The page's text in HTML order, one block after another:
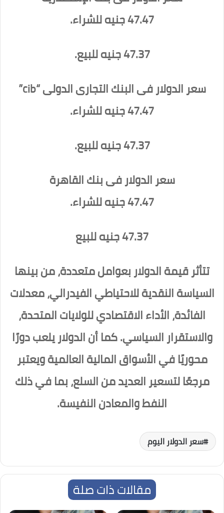
47.47 جنيه للشراء.
47.37 جنيه للبيع.
سعر الدولار فى البنك التجارى الدولى “cib”
47.47 جنيه للشراء.
47.37 جنيه للبيع.
سعر الدولار فى بنك القاهرة
47.47 جنيه للشراء.
47.37 جنيه للبيع
تتأثر قيمة الدولار بعوامل متعددة، من بينها
السياسة النقدية للاحتياطي الفيدرالي، معدلات
الفائدة، الأداء الاقتصادي للولايات المتحدة،
والاستقرار السياسي. كما أن الدولار يلعب دورًا
محوريًا في الأسواق المالية العالمية ويعتبر
مرجعًا لتسعير العديد من السلع، بما في ذلك
النفط والمعادن النفيسة.
سعر الدولار اليوم
مقالات ذات صلة